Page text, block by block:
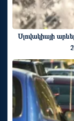
Սլովակիայի